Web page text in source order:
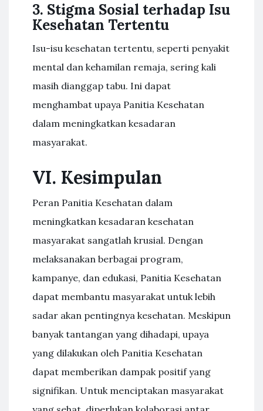
3. Stigma Sosial terhadap Isu
Kesehatan Tertentu
Isu-isu kesehatan tertentu, seperti penyakit
mental dan kehamilan remaja, sering kali
masih dianggap tabu. Ini dapat
menghambat upaya Panitia Kesehatan
dalam meningkatkan kesadaran
masyarakat.
VI. Kesimpulan
Peran Panitia Kesehatan dalam
meningkatkan kesadaran kesehatan
masyarakat sangatlah krusial. Dengan
melaksanakan berbagai program,
kampanye, dan edukasi, Panitia Kesehatan
dapat membantu masyarakat untuk lebih
sadar akan pentingnya kesehatan. Meskipun
banyak tantangan yang dihadapi, upaya
yang dilakukan oleh Panitia Kesehatan
dapat memberikan dampak positif yang
signifikan. Untuk menciptakan masyarakat